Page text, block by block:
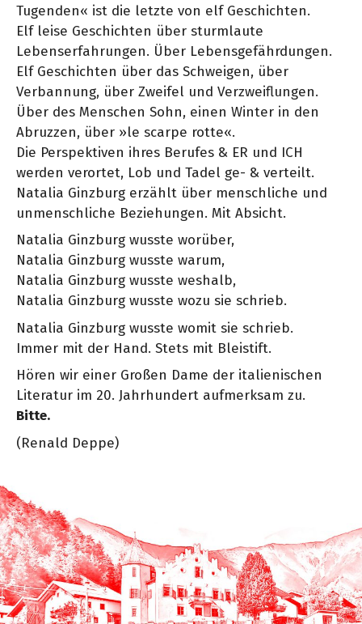
Tugenden« ist die letzte von elf Geschichten.
Elf leise Geschichten über sturmlaute
Lebenserfahrungen. Über Lebensgefährdungen.
Elf Geschichten über das Schweigen, über
Verbannung, über Zweifel und Verzweiflungen.
Über des Menschen Sohn, einen Winter in den
Abruzzen, über »le scarpe rotte«.
Die Perspektiven ihres Berufes & ER und ICH
werden verortet, Lob und Tadel ge- & verteilt.
Natalia Ginzburg erzählt über menschliche und
unmenschliche Beziehungen. Mit Absicht.
Natalia Ginzburg wusste worüber,
Natalia Ginzburg wusste warum,
Natalia Ginzburg wusste weshalb,
Natalia Ginzburg wusste wozu sie schrieb.
Natalia Ginzburg wusste womit sie schrieb.
Immer mit der Hand. Stets mit Bleistift.
Hören wir einer Großen Dame der italienischen
Literatur im 20. Jahrhundert aufmerksam zu.
Bitte.
(Renald Deppe)